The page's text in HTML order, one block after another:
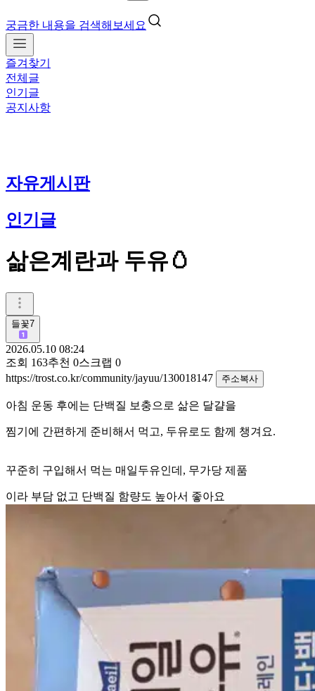
궁금한 내용을 검색해보세요
즐겨찾기
전체글
인기글
공지사항
자유게시판
인기글
삶은계란과 두유🥚
들꽃7
2026.05.10 08:24
조회 163추천 0스크랩 0
https://trost.co.kr/community/jayuu/130018147
주소복사
아침 운동 후에는 단백질 보충으로 삶은 달걀을
찜기에 간편하게 준비해서 먹고, 두유로도 함께 챙겨요.
꾸준히 구입해서 먹는 매일두유인데, 무가당 제품
이라 부담 없고 단백질 함량도 높아서 좋아요